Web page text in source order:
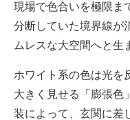
現場で色合いを極限ま
分断していた境界線が
ムレスな大空間へと生
ホワイト系の色は光を
大きく見せる「膨張色
装によって、玄関に差